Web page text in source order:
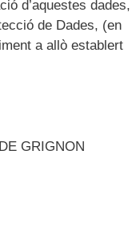
d’aquestes dades,
de Dades, (en
a allò establert
GRIGNON